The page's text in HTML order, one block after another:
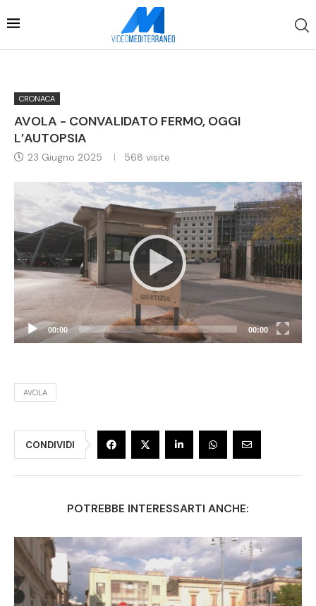
CRONACA
AVOLA - CONVALIDATO FERMO, OGGI
L’AUTOPSIA
23 Giugno 2025 568 visite
Video
Player
00:00 00:00
AVOLA
CONDIVIDI
POTREBBE INTERESSARTI ANCHE: